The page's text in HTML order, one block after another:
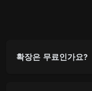
확장은 무료인가요?